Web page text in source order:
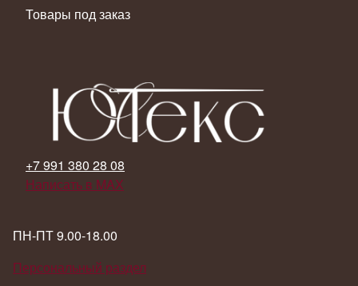
Товары под заказ
+7 991 380 28 08
Написать в MAX
ПН-ПТ 9.00-18.00
Персональный раздел